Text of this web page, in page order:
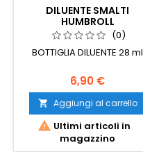
DILUENTE SMALTI
HUMBROLL
(0)
BOTTIGLIA DILUENTE 28 ml
6,90 €
 Aggiungi al carrello
 Ultimi articoli in
magazzino